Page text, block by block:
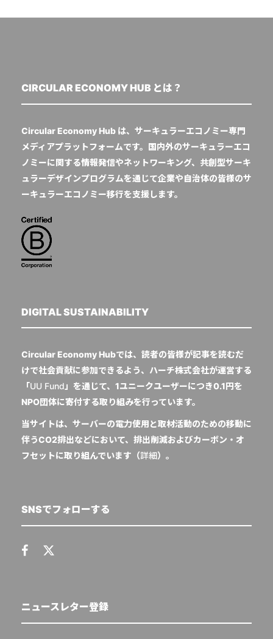
CIRCULAR ECONOMY HUB とは？
Circular Economy Hub は、サーキュラーエコノミー専門
メディアプラットフォームです。国内外のサーキュラーエコ
ノミーに関する情報発信やネットワーキング、共創型サーキ
ュラーデザインプログラムを通じて企業や自治体の皆様のサ
ーキュラーエコノミー移行を支援します。
DIGITAL SUSTAINABILITY
Circular Economy Hubでは、読者の皆様が記事を読むだ
けで社会貢献に参加できるよう、ハーチ株式会社が運営する
「UU Fund 」を通じて、1ユニークユーザーにつき0.1円を
NPO団体に寄付する取り組みを行っています。
当サイトは、サーバーの電力使用と取材活動のための移動に
伴うCO2排出などにおいて、排出削減およびカーボン・オ
フセットに取り組んでいます（詳細）。
SNSでフォローする
ニュースレター登録